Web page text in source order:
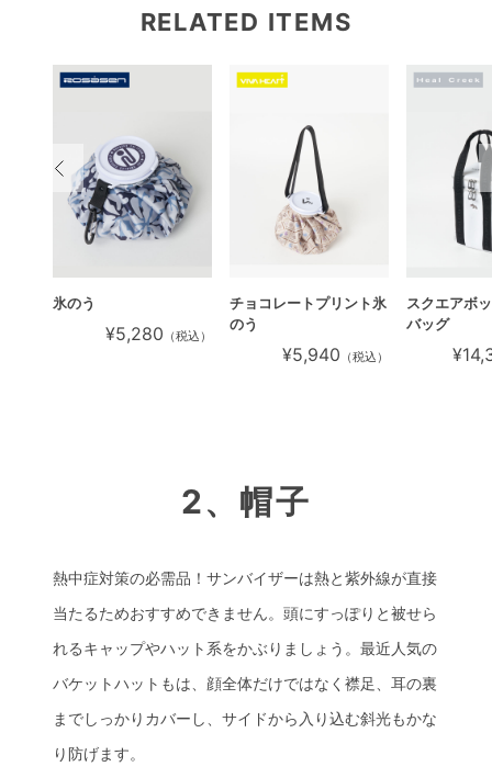
RELATED ITEMS
氷のう
¥5,280 （税込）
チョコレートプリント氷
のう
¥5,940 （税込）
スクエアボ
バッグ
2、帽子
熱中症対策の必需品！サンバイザーは熱と紫外線が直接
当たるためおすすめできません。頭にすっぽりと被せら
れるキャップやハット系をかぶりましょう。最近人気の
バケットハットもは、顔全体だけではなく襟足、耳の裏
までしっかりカバーし、サイドから入り込む斜光もかな
り防げます。